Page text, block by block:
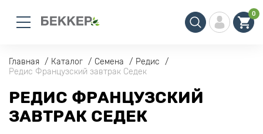
0
Главная Каталог Семена
Редис
Редис Французский завтрак Седек
РЕДИС ФРАНЦУЗСКИЙ
ЗАВТРАК СЕДЕК